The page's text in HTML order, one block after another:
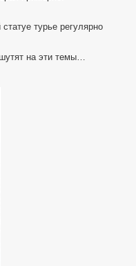
турье регулярно
на эти темы…